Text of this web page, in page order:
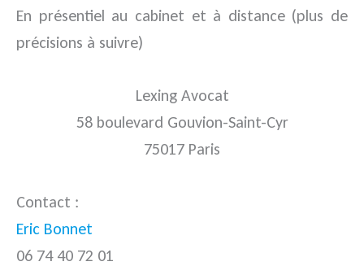
En présentiel au cabinet et à distance (plus de
précisions à suivre)
Lexing Avocat
58 boulevard Gouvion-Saint-Cyr
75017 Paris
Contact :
Eric Bonnet
06 74 40 72 01